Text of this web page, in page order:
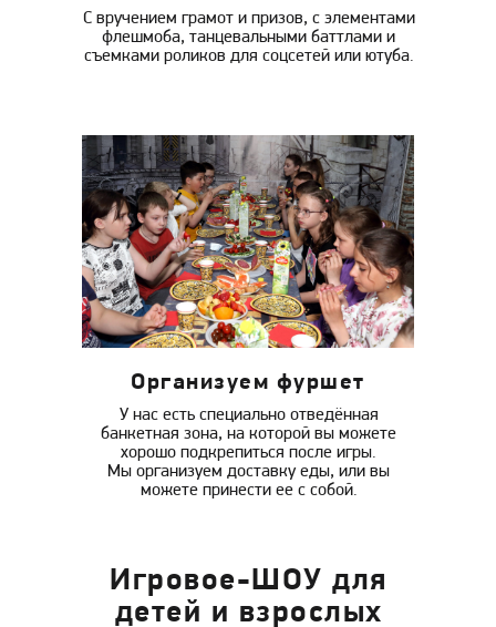
Организуем фуршет
С вручением грамот и призов, с элементами
флешмоба, танцевальными баттлами и
съемками роликов для соцсетей или ютуба.
У нас есть специально отведённая
банкетная зона, на которой вы можете
хорошо подкрепиться после игры.
Мы организуем доставку еды, или вы
можете принести ее с собой.
Игровое-ШОУ для
детей и взрослых